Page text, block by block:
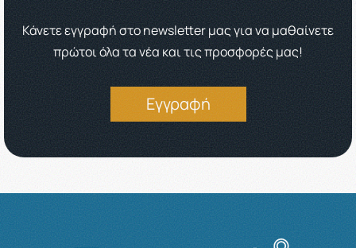
Κάνετε εγγραφή στο newsletter μας για να μαθαίνετε
πρώτοι όλα τα νέα και τις προσφορές μας!
Εγγραφή